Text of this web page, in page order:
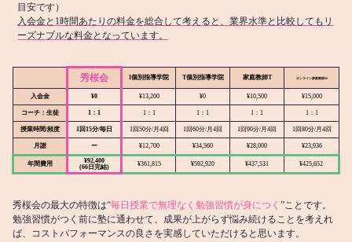
目安です）
入会金と1時間あたりの料金を総合して考えると、業界水準と比較してもリ
ーズナブルな料金となっています。
秀桜会 I個別指導学院 T個別指導学院 家庭教師T オンライン家庭教師M
入会金 ¥0 ¥13,200 ¥0 ¥10,500 ¥15,000
コーチ：生徒 1：1 1：1 1：1 1：1 1：1
授業時間/頻度 1回15分/毎日 1回50分/月4回 1回60分/月4回 1回90分/月4回 1回80分/月4回
月謝 ー ¥12,700 ¥34,560 ¥28,000 ¥23,936
年間費用
¥92,400
(66日完結)
¥361,815 ¥592,920 ¥437,531 ¥425,652
秀桜会の最大の特徴は“毎日授業で無理なく勉強習慣が身につく ”ことです。
勉強習慣がつく前に塾に通わせて、成果が上がらず悩み続けることを考えれ
ば、コストパフォーマンスの良さを実感していただけると思います。